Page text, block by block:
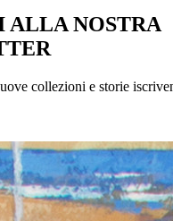
ALLA NOSTRA
collezioni e storie